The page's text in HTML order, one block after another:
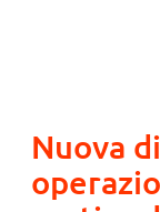
Nuova